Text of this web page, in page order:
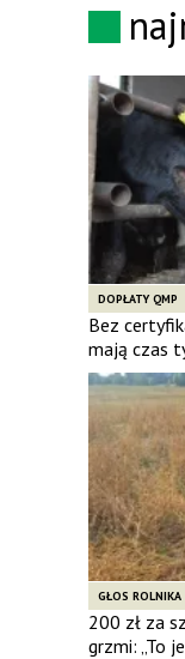
DOPŁATY QMP
Bez
mają czas
GŁOS ROLNIKA
200 zł za
grzmi: „To